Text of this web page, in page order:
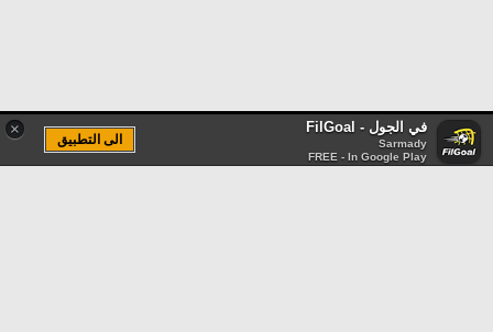
× في الجول - FilGoal
Sarmady
FREE - In Google Play
الى التطبيق